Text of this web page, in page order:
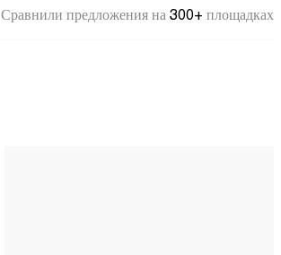
Сравнили предложения на 300+ площадках